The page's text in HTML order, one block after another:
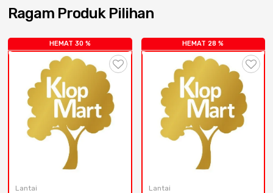
Ragam Produk Pilihan
HEMAT 30 %
Lantai
HEMAT 28 %
Lantai